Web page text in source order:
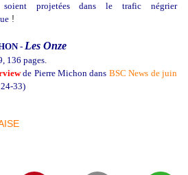
projetées dans le trafic négrier
!
- Les Onze
136 pages.
de Pierre Michon dans BSC News de juin
33)